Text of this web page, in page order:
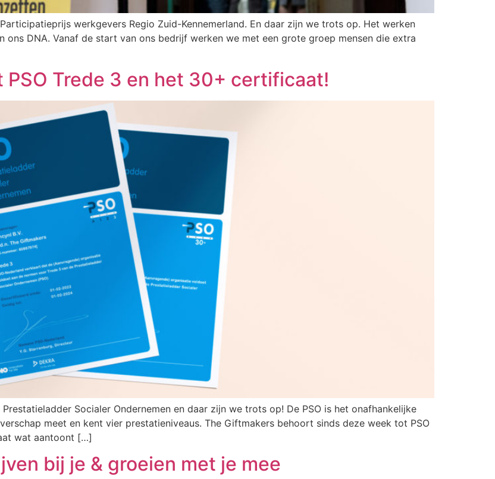
werkgevers Regio Zuid-Kennemerland. En daar zijn we trots op. Het werken
DNA. Vanaf de start van ons bedrijf werken we met een grote groep mensen die extra
Trede 3 en het 30+ certificaat!
Socialer Ondernemen en daar zijn we trots op! De PSO is het onafhankelijke
meet en kent vier prestatieniveaus. The Giftmakers behoort sinds deze week tot PSO
wat aantoont […]
bij je & groeien met je mee